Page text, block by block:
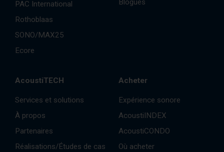
PAC International
Rothoblaas
SONO/MAX25
Ecore
Blogues
AcoustiTECH
Services et solutions
À propos
Partenaires
Réalisations/Études de cas
Acheter
Expérience sonore
AcoustiINDEX
AcoustiCONDO
Où acheter